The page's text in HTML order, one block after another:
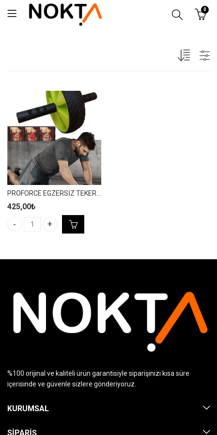
0
425,00₺
PROFORCE EGZERSİZ TEKERİ - ETK1 adet
%100 orijinal ve kaliteli ürün garantisiyle siparişinizi kısa süre
içerisinde ve güvenle sizlere gönderiyoruz.
KURUMSAL
SIPARIŞ